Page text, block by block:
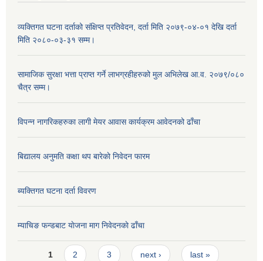
व्यक्तिगत घटना दर्ताको संक्षिप्त प्रतिवेदन, दर्ता मिति २०७९-०४-०१ देखि दर्ता
मिति २०८०-०३-३१ सम्म।
सामाजिक सुरक्षा भत्ता प्राप्त गर्ने लाभग्रहीहरुको मुल अभिलेख आ.व. २०७९/०८०
चैत्र सम्म।
विपन्न नागरिकहरुका लागी मेयर आवास कार्यक्रम आवेदनको ढाँचा
बिद्यालय अनुमति कक्षा थप बारेकाे निवेदन फारम
ब्यक्तिगत घटना दर्ता विवरण
म्याचिङ फन्डबाट याेजना माग निवेदनकाे ढाँचा
Pages
1 2 3 next › last »